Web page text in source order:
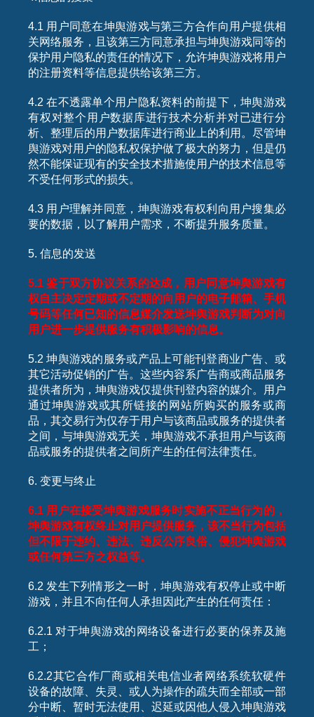
4.1 用户同意在坤舆游戏与第三方合作向用户提供相
关网络服务，且该第三方同意承担与坤舆游戏同等的
保护用户隐私的责任的情况下，允许坤舆游戏将用户
的注册资料等信息提供给该第三方。
4.2 在不透露单个用户隐私资料的前提下，坤舆游戏
有权对整个用户数据库进行技术分析并对已进行分
析、整理后的用户数据库进行商业上的利用。尽管坤
舆游戏对用户的隐私权保护做了极大的努力，但是仍
然不能保证现有的安全技术措施使用户的技术信息等
不受任何形式的损失。
4.3 用户理解并同意，坤舆游戏有权利向用户搜集必
要的数据，以了解用户需求，不断提升服务质量。
5. 信息的发送
5.1鉴于双方协议关系的达成，用户同意坤舆游戏有
权自主决定定期或不定期的向用户的电子邮箱、手机
号码等任何已知的信息媒介发送坤舆游戏判断为对向
用户进一步提供服务有积极影响的信息。
5.2 坤舆游戏的服务或产品上可能刊登商业广告、或
其它活动促销的广告。这些内容系广告商或商品服务
提供者所为，坤舆游戏仅提供刊登内容的媒介。用户
通过坤舆游戏或其所链接的网站所购买的服务或商
品，其交易行为仅存于用户与该商品或服务的提供者
之间，与坤舆游戏无关，坤舆游戏不承担用户与该商
品或服务的提供者之间所产生的任何法律责任。
6. 变更与终止
6.1 用户在接受坤舆游戏服务时实施不正当行为的，
坤舆游戏有权终止对用户提供服务，该不当行为包括
但不限于违约、违法、违反公序良俗、侵犯坤舆游戏
或任何第三方之权益等。
6.2 发生下列情形之一时，坤舆游戏有权停止或中断
游戏，并且不向任何人承担因此产生的任何责任：
6.2.1 对于坤舆游戏的网络设备进行必要的保养及施
工；
6.2.2其它合作厂商或相关电信业者网络系统软硬件
设备的故障、失灵、或人为操作的疏失而全部或一部
分中断、暂时无法使用、迟延或因他人侵入坤舆游戏